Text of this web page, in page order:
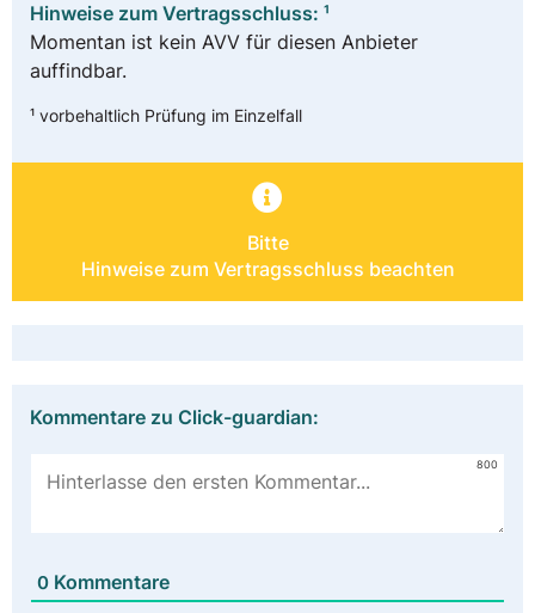
Hinweise zum Vertragsschluss: ¹
Momentan ist kein AVV für diesen Anbieter
auffindbar.
¹ vorbehaltlich Prüfung im Einzelfall
Bitte
Hinweise zum Vertragsschluss beachten
Kommentare zu Click-guardian:
800
0 Kommentare